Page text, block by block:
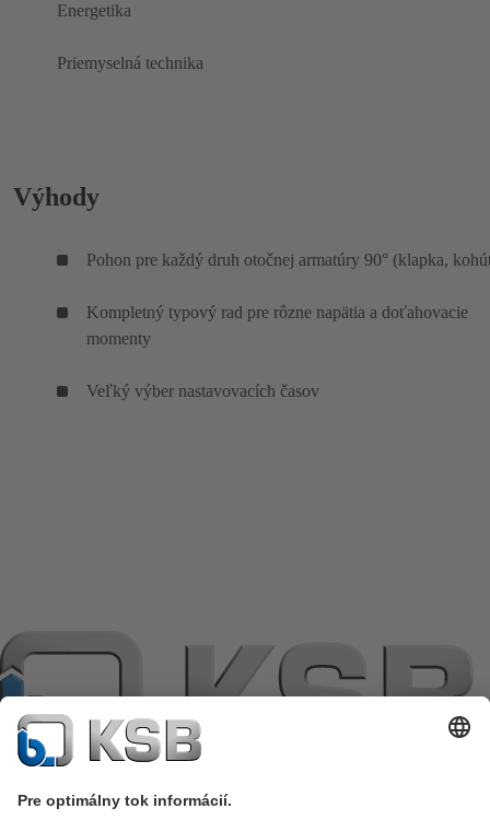
Energetika
Priemyselná technika
Výhody
Pohon pre každý druh otočnej armatúry 90° (klapka,
Kompletný typový rad pre rôzne napätia a doťahovacie
momenty
Veľký výber nastavovacích časov